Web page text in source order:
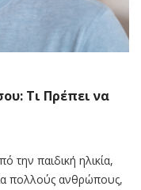
Τι Πρέπει να
παιδική ηλικία,
πολλούς ανθρώπους,